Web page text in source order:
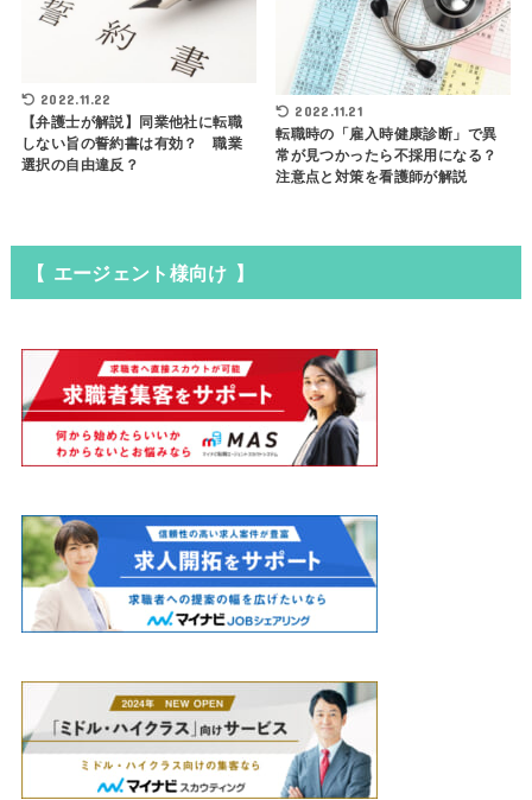
2022.11.22
【弁護士が解説】同業他社に転職
しない旨の誓約書は有効？ 職業
選択の自由違反？
2022.11.21
転職時の「雇入時健康診断」で異
常が見つかったら不採用になる？
注意点と対策を看護師が解説
【 エージェント様向け 】